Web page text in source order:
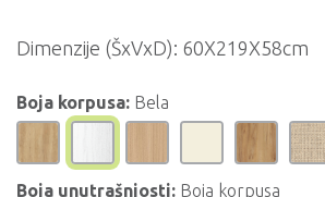
Dimenzije (ŠxVxD): 60X219X58cm
Boja korpusa: Bela
Boja unutrašnjosti: Boja korpusa